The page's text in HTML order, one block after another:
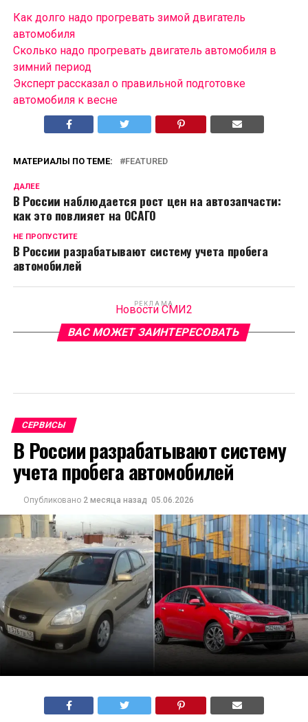
Как долго надо прогревать зимой двигатель
автомобиля
Сколько надо прогревать двигатель автомобиля в
зимний период
Эксперт рассказал о правильной подготовке
автомобиля к весне
МАТЕРИАЛЫ ПО ТЕМЕ: FEATURED
ДАЛЕЕ
В России наблюдается рост цен на автозапчасти:
как это повлияет на ОСАГО
НЕ ПРОПУСТИТЕ
В России разрабатывают систему учета пробега
автомобилей
РЕКЛАМА
Новости СМИ2
ВАС МОЖЕТ ЗАИНТЕРЕСОВАТЬ
СЕРВИСЫ
В России разрабатывают систему
учета пробега автомобилей
Опубликовано 2 месяца назад 05.06.2026